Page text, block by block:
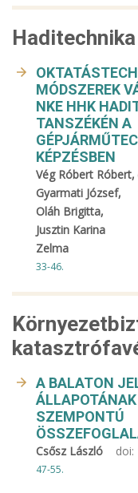
Haditechnika
MÓDSZEREK
NKE HHK
TANSZÉKÉN A
KÉPZÉSBEN
Vég Róbert Róbert,
Gyarmati József,
Oláh Brigitta,
Jusztin Karina
Zelma
33-46.
A BALATON
SZEMPONTÚ
Csősz László doi:
47-55.